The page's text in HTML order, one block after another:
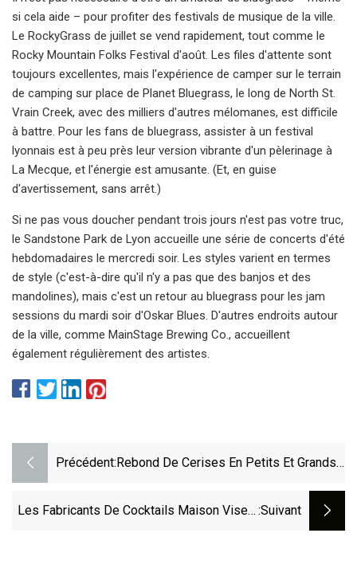
si cela aide – pour profiter des festivals de musique de la ville.
Le RockyGrass de juillet se vend rapidement, tout comme le
Rocky Mountain Folks Festival d'août. Les files d'attente sont
toujours excellentes, mais l'expérience de camper sur le terrain
de camping sur place de Planet Bluegrass, le long de North St.
Vrain Creek, avec des milliers d'autres mélomanes, est difficile
à battre. Pour les fans de bluegrass, assister à un festival
lyonnais est à peu près leur version vibrante d'un pèlerinage à
La Mecque, et l'énergie est amusante. (Et, en guise
d'avertissement, sans arrêt.)
Si ne pas vous doucher pendant trois jours n'est pas votre truc,
le Sandstone Park de Lyon accueille une série de concerts d'été
hebdomadaires le mercredi soir. Les styles varient en termes
de style (c'est-à-dire qu'il n'y a pas que des banjos et des
mandolines), mais c'est un retour au bluegrass pour les jam
sessions du mardi soir d'Oskar Blues. D'autres endroits autour
de la ville, comme MainStage Brewing Co., accueillent
également régulièrement des artistes.
Précédent: Rebond De Cerises En Petits Et Grands
Les Fabricants De Cocktails Maison Visent :suivant